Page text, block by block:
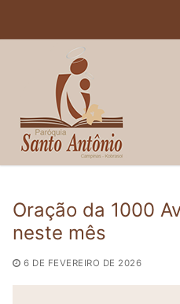
Oração da 1000
neste mês
6 DE FEVEREIRO DE 2026